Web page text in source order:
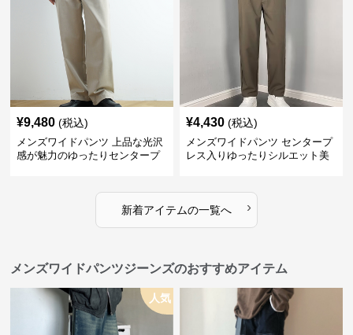
¥9,480 (税込)
メンズワイドパンツ 上品な光沢
感が魅力のゆったりセンタープ
¥4,430 (税込)
メンズワイドパンツ センタープ
レス入りゆったりシルエット美
新着アイテムの一覧へ ›
メンズワイドパンツジーンズのおすすめアイテム
人気